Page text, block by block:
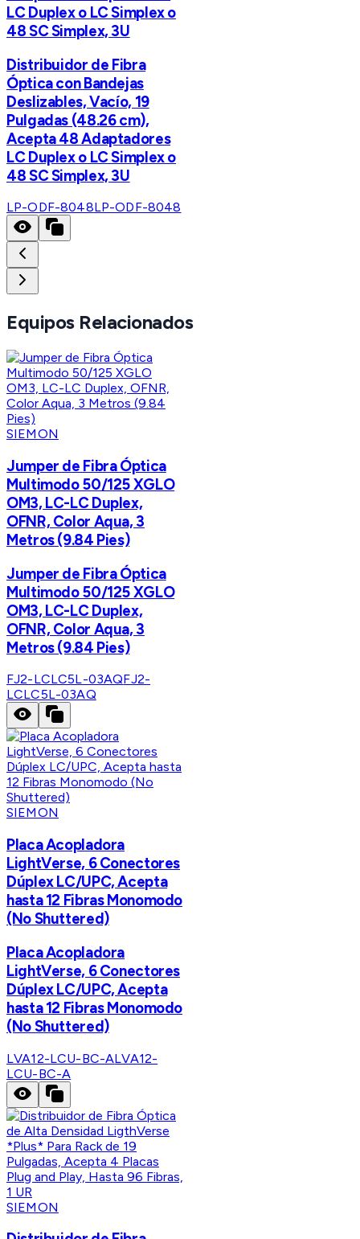
LC Duplex o LC Simplex o
48 SC Simplex, 3U
Distribuidor de Fibra
Óptica con Bandejas
Deslizables, Vacío, 19
Pulgadas (48.26 cm),
Acepta 48 Adaptadores
LC Duplex o LC Simplex o
48 SC Simplex, 3U
LP-ODF-8048LP-ODF-8048
Equipos Relacionados
SIEMON
Jumper de Fibra Óptica
Multimodo 50/125 XGLO
OM3, LC-LC Duplex,
OFNR, Color Aqua, 3
Metros (9.84 Pies)
Jumper de Fibra Óptica
Multimodo 50/125 XGLO
OM3, LC-LC Duplex,
OFNR, Color Aqua, 3
Metros (9.84 Pies)
FJ2-LCLC5L-03AQFJ2-
LCLC5L-03AQ
SIEMON
Placa Acopladora
LightVerse, 6 Conectores
Dúplex LC/UPC, Acepta
hasta 12 Fibras Monomodo
(No Shuttered)
Placa Acopladora
LightVerse, 6 Conectores
Dúplex LC/UPC, Acepta
hasta 12 Fibras Monomodo
(No Shuttered)
LVA12-LCU-BC-ALVA12-
LCU-BC-A
SIEMON